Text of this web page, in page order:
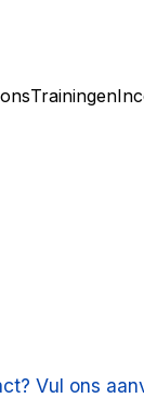
Trainingen
Vul ons